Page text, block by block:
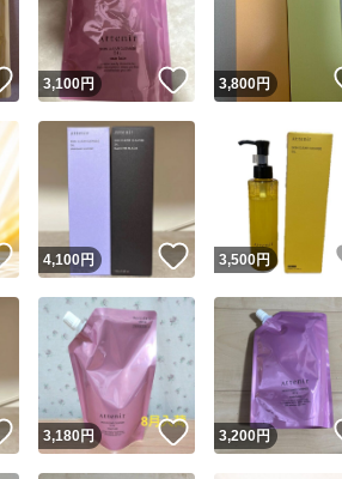
ユーザー
Yahoo!フリマが定めた一定の基準を満たし
安心取引出品者
安心取引出品者 Yahoo!フリマの基
取引実績
この商品の情
商品画像の無断転載は禁止されてい
いいね！
3,100円 いいね！
3,800円
いいね！
4,100円 いいね！
3,500円
いいね！
3,180円 いいね！
3,200円